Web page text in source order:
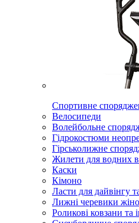
Спортивне
Велосипеди
Волейбольне
Гідрокостюми
Гірськолижне
Жилети для водних
Каски
Кімоно
Ласти для дайвінгу
Лижні черевики
Роликові ковзани та